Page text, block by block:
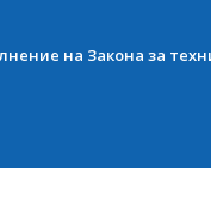
на Закона за